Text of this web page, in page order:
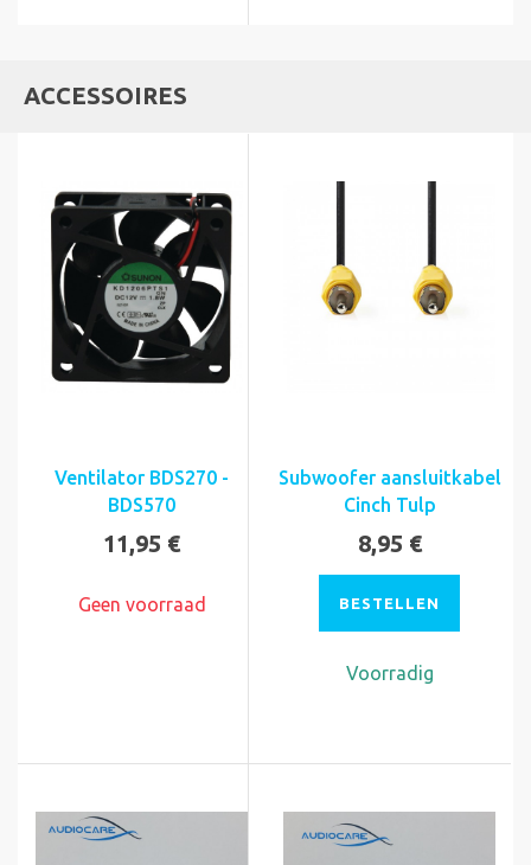
ACCESSOIRES
Ventilator BDS270 -
BDS570
11,95 €
Geen voorraad
Subwoofer aansluitkabel
Cinch Tulp
8,95 €
BESTELLEN
Voorradig